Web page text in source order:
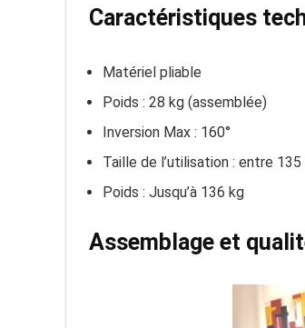
Caractéristiques
Matériel pliable
Poids : 28 kg (assemblée)
Inversion Max : 160°
Taille de l’utilisation : entre
Poids : Jusqu’à 136 kg
Assemblage et